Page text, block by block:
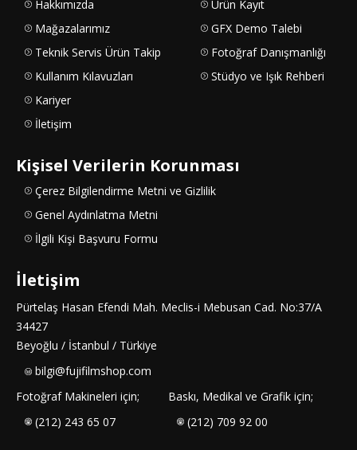
Hakkımızda
Mağazalarımız
Teknik Servis Ürün Takip
Kullanım Kılavuzları
Kariyer
İletişim
Ürün Kayıt
GFX Demo Talebi
Fotoğraf Danışmanlığı
Stüdyo ve Işık Rehberi
Kişisel Verilerin Korunması
Çerez Bilgilendirme Metni ve Gizlilik
Genel Aydınlatma Metni
İlgili Kişi Başvuru Formu
İletişim
Pürtelaş Hasan Efendi Mah. Meclis-i Mebusan Cad. No:37/A
34427
Beyoğlu / İstanbul / Türkiye
bilgi@fujifilmshop.com
Fotoğraf Makineleri için;
(212) 243 65 07
Baskı, Medikal ve Grafik için;
(212) 709 92 00